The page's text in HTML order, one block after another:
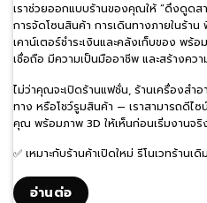
เราช่วยออกแบบร้านของคุณให้ “ดึงดูดส
การจัดโซนสินค้า การเดินทางภายในร้า
เคาน์เตอร์ชำระเงินและคลังเก็บของ พร้
เชื่อถือ มีความเป็นมืออาชีพ และสร้างคว
ไม่ว่าคุณจะเปิดร้านแฟชั่น, ร้านเครื่องสำ
ทาง หรือโชว์รูมสินค้า — เราสามารถดี
คุณ พร้อมภาพ 3D ให้เห็นก่อนเริ่มงานจริ
✅ เหมาะกับร้านค้าเปิดใหม่ รีโนเวทร้าน
อ่านต่อ